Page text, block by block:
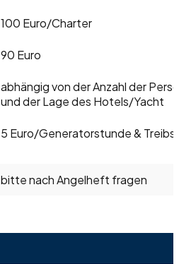
100 Euro/Charter
90 Euro
abhängig von der Anzahl der
und der Lage des Hotels/Yacht
5 Euro/Generatorstunde &
bitte nach Angelheft fragen